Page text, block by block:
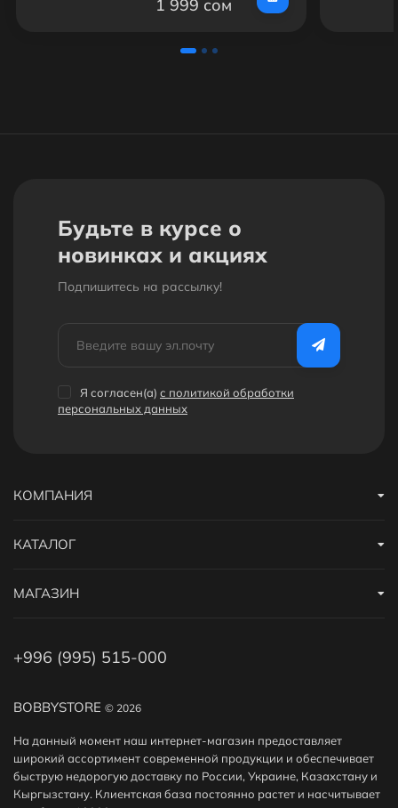
1 999 сом
Будьте в курсе о
новинках и акциях
Подпишитесь на рассылкy!
Я согласен(a) с политикой обработки
персональных данных
BOBBYSTORE © 2026
На данный момент наш интернет-магазин предоставляет
широкий ассортимент современной продукции и обеспечивает
быструю недорогую доставку по России, Украине, Казахстану и
Кыргызстану. Клиентская база постоянно растет и насчитывает
КОМПАНИЯ
КАТАЛОГ
МАГАЗИН
+996 (995) 515-000